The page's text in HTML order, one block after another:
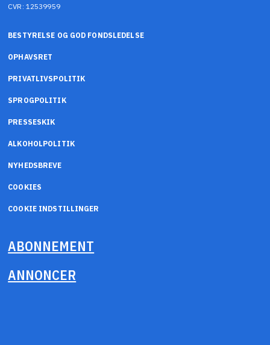
CVR: 12539959
BESTYRELSE OG GOD FONDSLEDELSE
OPHAVSRET
PRIVATLIVSPOLITIK
SPROGPOLITIK
PRESSESKIK
ALKOHOLPOLITIK
NYHEDSBREVE
COOKIES
COOKIE INDSTILLINGER
ABONNEMENT
ANNONCER